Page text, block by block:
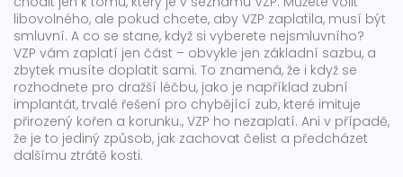
libovolného, ale pokud chcete, aby VZP zaplatila, musí být
smluvní. A co se stane, když si vyberete nejsmluvního?
VZP vám zaplatí jen část – obvykle jen základní sazbu, a
zbytek musíte doplatit sami. To znamená, že i když se
rozhodnete pro dražší léčbu, jako je například zubní
implantát, trvalé řešení pro chybějící zub, které imituje
přirozený kořen a korunku., VZP ho nezaplatí. Ani v případě,
že je to jediný způsob, jak zachovat čelist a předcházet
dalšímu ztrátě kosti.